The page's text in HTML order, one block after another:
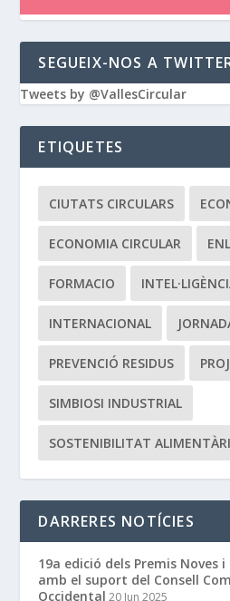
SEGUEIX-NOS A
Tweets by @VallesCircular
ETIQUETES
CIUTATS CIRCULARS
ECONOMIA CIRCULAR
FORMACIO
INTERNACIONAL
PREVENCIÓ RESIDUS
SIMBIOSI INDUSTRIAL
SOSTENIBILITAT
DARRERES NOTÍCIES
19a edició dels Premis Noves
amb el suport del Consell
Occidental 20 Jun 2025